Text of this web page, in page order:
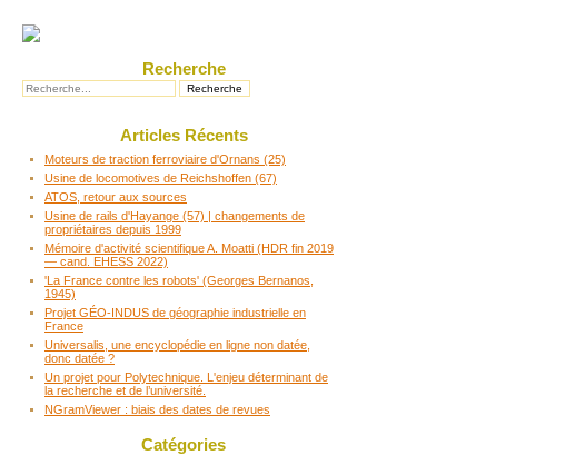
Recherche
Articles Récents
Moteurs de traction ferroviaire d'Ornans (25)
Usine de locomotives de Reichshoffen (67)
ATOS, retour aux sources
Usine de rails d'Hayange (57) | changements de
propriétaires depuis 1999
Mémoire d'activité scientifique A. Moatti (HDR fin 2019
— cand. EHESS 2022)
'La France contre les robots' (Georges Bernanos,
1945)
Projet GÉO-INDUS de géographie industrielle en
France
Universalis, une encyclopédie en ligne non datée,
donc datée ?
Un projet pour Polytechnique. L'enjeu déterminant de
la recherche et de l’université.
NGramViewer : biais des dates de revues
Catégories